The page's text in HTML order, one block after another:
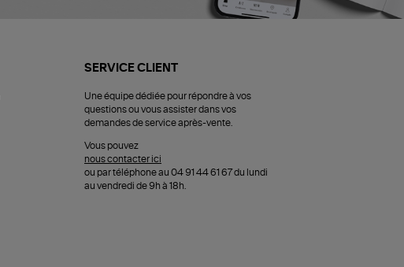
SERVICE CLIENT
Une équipe dédiée pour répondre à vos
questions ou vous assister dans vos
demandes de service après-vente.
Vous pouvez
nous contacter ici
ou par téléphone au 04 91 44 61 67 du lundi
au vendredi de 9h à 18h.